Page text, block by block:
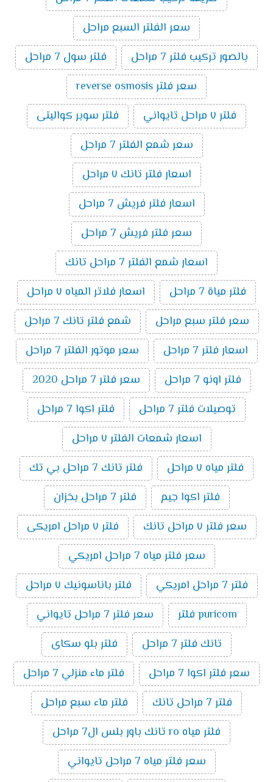
سعر الفلتر السبع مراحل
بالصور تركيب فلتر 7 مراحل
فلتر سول 7 مراحل
سعر فلتر reverse osmosis
فلتر ٧ مراحل تايواني
فلتر سوبر كواليتى
سعر شمع الفلتر 7 مراحل
اسعار فلتر تانك ٧ مراحل
اسعار فلتر فريش 7 مراحل
سعر فلتر فريش 7 مراحل
اسعار شمع الفلتر 7 مراحل تانك
فلتر مياة 7 مراحل
اسعار فلاتر المياه ٧ مراحل
سعر فلتر سبع مراحل
شمع فلتر تانك 7 مراحل
اسعار فلتر 7 مراحل
سعر موتور الفلتر 7 مراحل
فلتر اونو 7 مراحل
سعر فلتر 7 مراحل 2020
توصيلات فلتر 7 مراحل
فلتر اكوا 7 مراحل
اسعار شمعات الفلتر ٧ مراحل
فلتر مياه ٧ مراحل
فلتر تانك 7 مراحل بي تك
فلتر اكوا جيم
فلتر 7 مراحل بخزان
سعر فلتر ٧ مراحل تانك
فلتر ٧ مراحل امريكى
سعر فلتر مياه 7 مراحل امريكي
فلتر 7 مراحل امريكي
فلتر باناسونيك ٧ مراحل
puricom فلتر
سعر فلتر 7 مراحل تايواني
تانك فلتر 7 مراحل
فلتر بلو سكاى
سعر فلتر اكوا 7 مراحل
فلتر ماء منزلي 7 مراحل
فلتر 7 مراحل تانك
فلتر ماء سبع مراحل
فلتر مياه ro تانك باور بلس ال7 مراحل
سعر فلتر مياه 7 مراحل تايواني